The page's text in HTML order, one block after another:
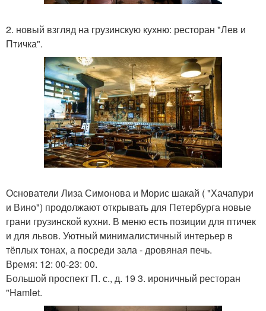
2. новый взгляд на грузинскую кухню: ресторан "Лев и
Птичка".
Основатели Лиза Симонова и Морис шакай ( "Хачапури
и Вино") продолжают открывать для Петербурга новые
грани грузинской кухни. В меню есть позиции для птичек
и для львов. Уютный минималистичный интерьер в
тёплых тонах, а посреди зала - дровяная печь.
Время: 12: 00-23: 00.
Большой проспект П. с., д. 19 3. ироничный ресторан
"Hamlet.